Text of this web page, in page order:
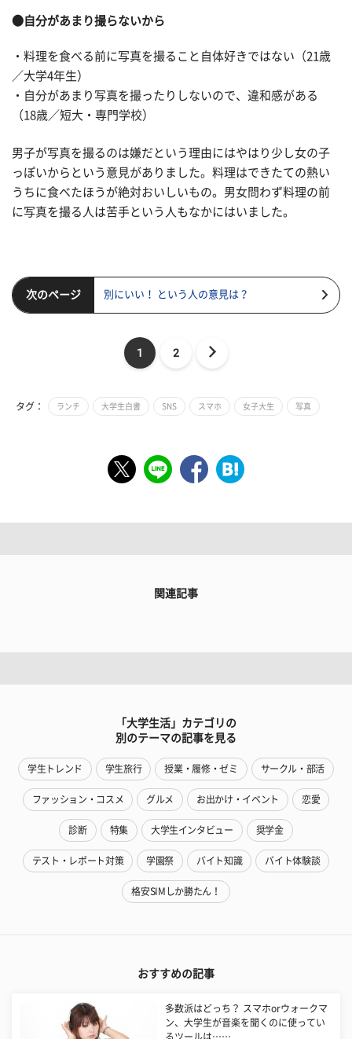
●自分があまり撮らないから
・料理を食べる前に写真を撮ること自体好きではない（21歳
／大学4年生）
・自分があまり写真を撮ったりしないので、違和感がある
（18歳／短大・専門学校）
男子が写真を撮るのは嫌だという理由にはやはり少し女の子
っぽいからという意見がありました。料理はできたての熱い
うちに食べたほうが絶対おいしいもの。男女問わず料理の前
に写真を撮る人は苦手という人もなかにはいました。
次のページ 別にいい！ という人の意見は？
1 2
タグ： ランチ 大学生白書 SNS スマホ 女子大生 写真
関連記事
「大学生活」カテゴリの
別のテーマの記事を見る
学生トレンド 学生旅行 授業・履修・ゼミ サークル・部活
ファッション・コスメ グルメ お出かけ・イベント 恋愛
診断 特集 大学生インタビュー 奨学金
テスト・レポート対策 学園祭 バイト知識 バイト体験談
格安SIMしか勝たん！
おすすめの記事
多数派はどっち？ スマホorウォークマ
ン、大学生が音楽を聞くのに使ってい
るツールは……